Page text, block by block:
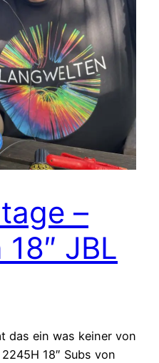
–
JBL
das ein was keiner von
18″ Subs von